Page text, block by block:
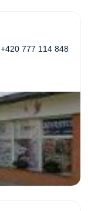
+420 777 114 848